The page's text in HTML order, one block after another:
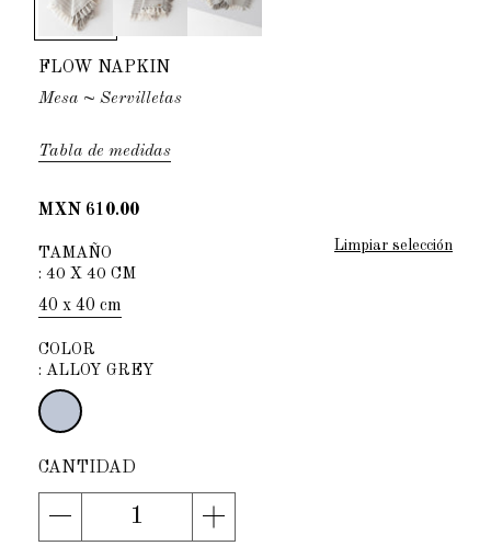
FLOW NAPKIN
Mesa ~ Servilletas
Tabla de medidas
MXN 610.00
Limpiar selección
TAMAÑO
: 40 X 40 CM
40 x 40 cm
COLOR
: ALLOY GREY